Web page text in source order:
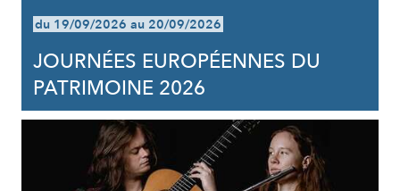
du 19/09/2026 au 20/09/2026
JOURNÉES EUROPÉENNES DU
PATRIMOINE 2026